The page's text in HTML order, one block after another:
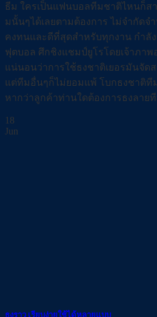
ธีม ใครเป็นแฟนบอลทีมชาติไหนก็ส
มนั้นๆได้เลยตามต้องการ ไม่จำกัด
คงทนและดีที่สุดสำหรับทุกงาน กำลั
ฟุตบอล ศึกชิงแชมป์ยูโรโดยเจ้าภาพ
แน่นอนว่าการใช้ธงชาติเยอรมันจั
แต่ทีมอื่นๆก็ไม่ยอมแพ้ โบกธงชาติที
หากว่าลูกค้าท่านใดต้องการธงลาย
18
Jun
ธงราว เรียบง่ายใช้ได้หลายแบบ